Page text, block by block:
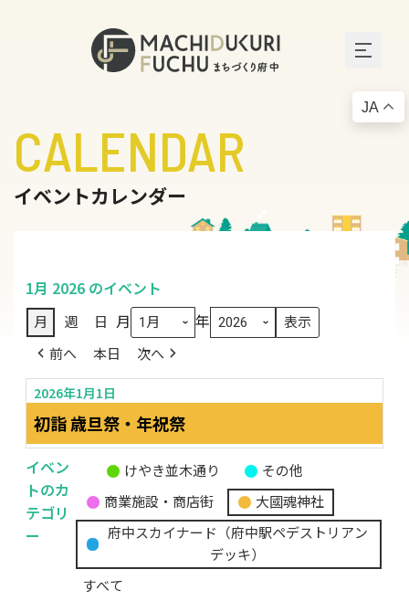
CALENDAR
イベントカレンダー
1月 2026 のイベント
月 週 日 月 年
前へ 本日 次へ
2026年1月1日
初詣 歳旦祭・年祝祭
イベン
トのカ
テゴリ
ー
題
の
カ
テ
ゴ
けやき並木通り
その他
商業施設・商店街
大國魂神社
府中スカイナード（府中駅ペデストリアン
デッキ）
すべて
JA